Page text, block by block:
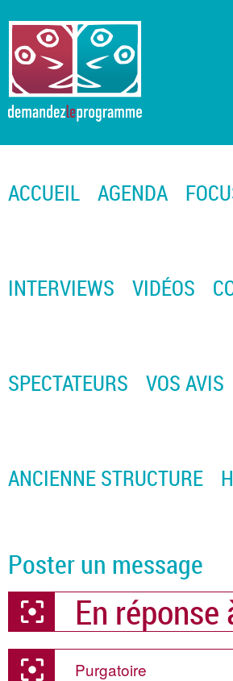
ACCUEIL AGENDA
INTERVIEWS VIDÉOS
SPECTATEURS VOS AVIS
ANCIENNE STRUCTURE
Poster un message
En réponse
Purgatoire